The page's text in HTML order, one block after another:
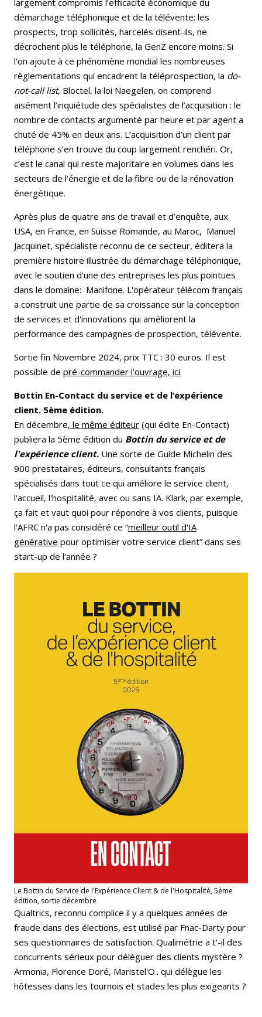
largement compromis l’efficacité économique du
démarchage téléphonique et de la télévente: les
prospects, trop sollicités, harcelés disent-ils, ne
décrochent plus le téléphone, la GenZ encore moins. Si
l’on ajoute à ce phénomène mondial les nombreuses
règlementations qui encadrent la téléprospection, la do-
not-call list, Bloctel, la loi Naegelen, on comprend
aisément l’inquiétude des spécialistes de l’acquisition : le
nombre de contacts argumenté par heure et par agent a
chuté de 45% en deux ans. L’acquisition d’un client par
téléphone s’en trouve du coup largement renchéri. Or,
c’est le canal qui reste majoritaire en volumes dans les
secteurs de l’énergie et de la fibre ou de la rénovation
énergétique.
Après plus de quatre ans de travail et d’enquête, aux
USA, en France, en Suisse Romande, au Maroc, Manuel
Jacquinet, spécialiste reconnu de ce secteur, éditera la
première histoire illustrée du démarchage téléphonique,
avec le soutien d’une des entreprises les plus pointues
dans le domaine: Manifone. L'opérateur télécom français
a construit une partie de sa croissance sur la conception
de services et d'innovations qui améliorent la
performance des campagnes de prospection, télévente.
Sortie fin Novembre 2024, prix TTC : 30 euros. Il est
possible de pré-commander l'ouvrage, ici.
Bottin En-Contact du service et de l’expérience
client. 5ème édition.
En décembre, le même éditeur (qui édite En-Contact)
publiera la 5ème édition du Bottin du service et de
l'expérience client. Une sorte de Guide Michelin des
900 prestataires, éditeurs, consultants français
spécialisés dans tout ce qui améliore le service client,
l'accueil, l'hospitalité, avec ou sans IA. Klark, par exemple,
ça fait et vaut quoi pour répondre à vos clients, puisque
l'AFRC n'a pas considéré ce “meilleur outil d'IA
générative pour optimiser votre service client” dans ses
start-up de l'année ?
Le Bottin du Service de l'Expérience Client & de l'Hospitalité, 5ème
édition, sortie décembre
Qualtrics, reconnu complice il y a quelques années de
fraude dans des élections, est utilisé par Fnac-Darty pour
ses questionnaires de satisfaction. Qualimétrie a t'-il des
concurrents sérieux pour déléguer des clients mystère ?
Armonia, Florence Doré, Maristel'O.. qui délègue les
hôtesses dans les tournois et stades les plus exigeants ?